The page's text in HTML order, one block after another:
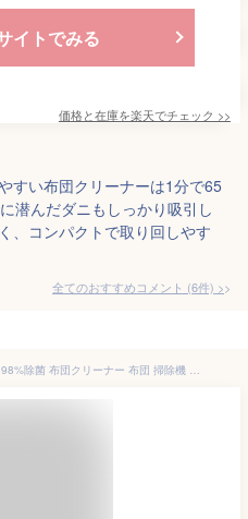
イトでみる
価格と在庫を楽天でチェック >>
すい布団クリーナーは1分で65
潜んだダニもしっかり吸引し
、コンパクトで取り回しやす
全てのおすすめコメント (6件) >
【本日限定クーポンで10%OFF】98%除菌 布団クリーナー 布団 掃除機 温風 ふとんクリーナー 布団掃除機 掃除機 布団用 温風 花粉 超吸引 ふとんクリーナー ダニ対策 一人暮らし 自立式 ハンディクリーナー ハウスダスト ふとん用 除菌 UVランプ搭載 新生活 送料無料